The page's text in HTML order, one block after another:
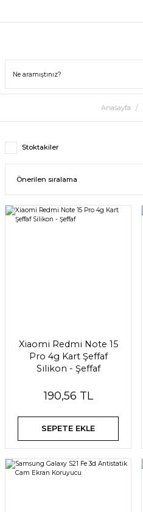
Anasayfa
Stoktakiler
Xiaomi Redmi Note 15
Pro 4g Kart Şeffaf
Silikon - Şeffaf
190,56 TL
SEPETE EKLE